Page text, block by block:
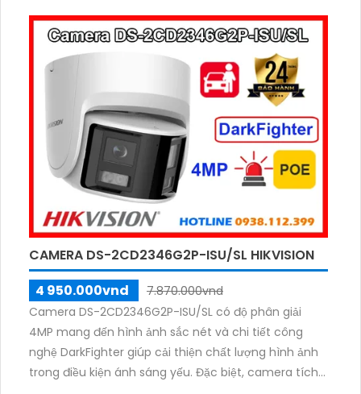
Đặc biệt, tính năng báo động bằng âm thanh sẽ
thông báo ngay lập tức khi có sự cố xảy ra.
CAMERA DS-2CD2346G2P-ISU/SL HIKVISION
4 950.000vnd
7.870.000vnd
Camera DS-2CD2346G2P-ISU/SL có độ phân giải
4MP mang đến hình ảnh sắc nét và chi tiết công
nghệ DarkFighter giúp cải thiện chất lượng hình ảnh
trong điều kiện ánh sáng yếu. Đặc biệt, camera tích